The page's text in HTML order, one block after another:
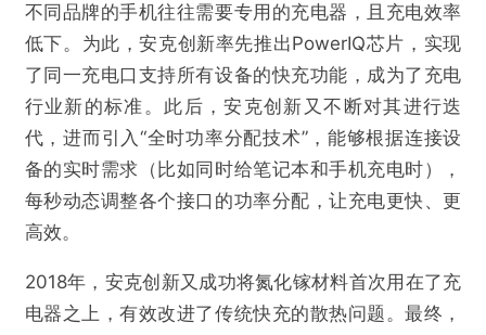
@砺石商业评论
浅海驶出大船，安克创新要做“消费电子领域的
宝洁”
欺诈 色情 诱导行为
不同品牌的手机往往需要专用的充电器，且充电效率
低下。为此，安克创新率先推出PowerIQ芯片，实现
了同一充电口支持所有设备的快充功能，成为了充电
行业新的标准。此后，安克创新又不断对其进行迭
代，进而引入“全时功率分配技术”，能够根据连接设
备的实时需求（比如同时给笔记本和手机充电时），
每秒动态调整各个接口的功率分配，让充电更快、更
高效。
2018年，安克创新又成功将氮化镓材料首次用在了充
电器之上，有效改进了传统快充的散热问题。最终，